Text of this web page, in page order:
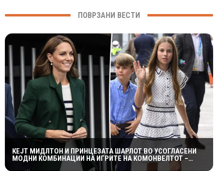
ПОВРЗАНИ ВЕСТИ
КЕЈТ МИДЛТОН И ПРИНЦЕЗАТА ШАРЛОТ ВО УСОГЛАСЕНИ
МОДНИ КОМБИНАЦИИ НА ИГРИТЕ НА КОМОНВЕЛТОТ –
КРАЛСКОТО СЕМЕЈСТВО ГО ПРИВЛЕЧЕ ЦЕЛОТО ВНИМАНИЕ